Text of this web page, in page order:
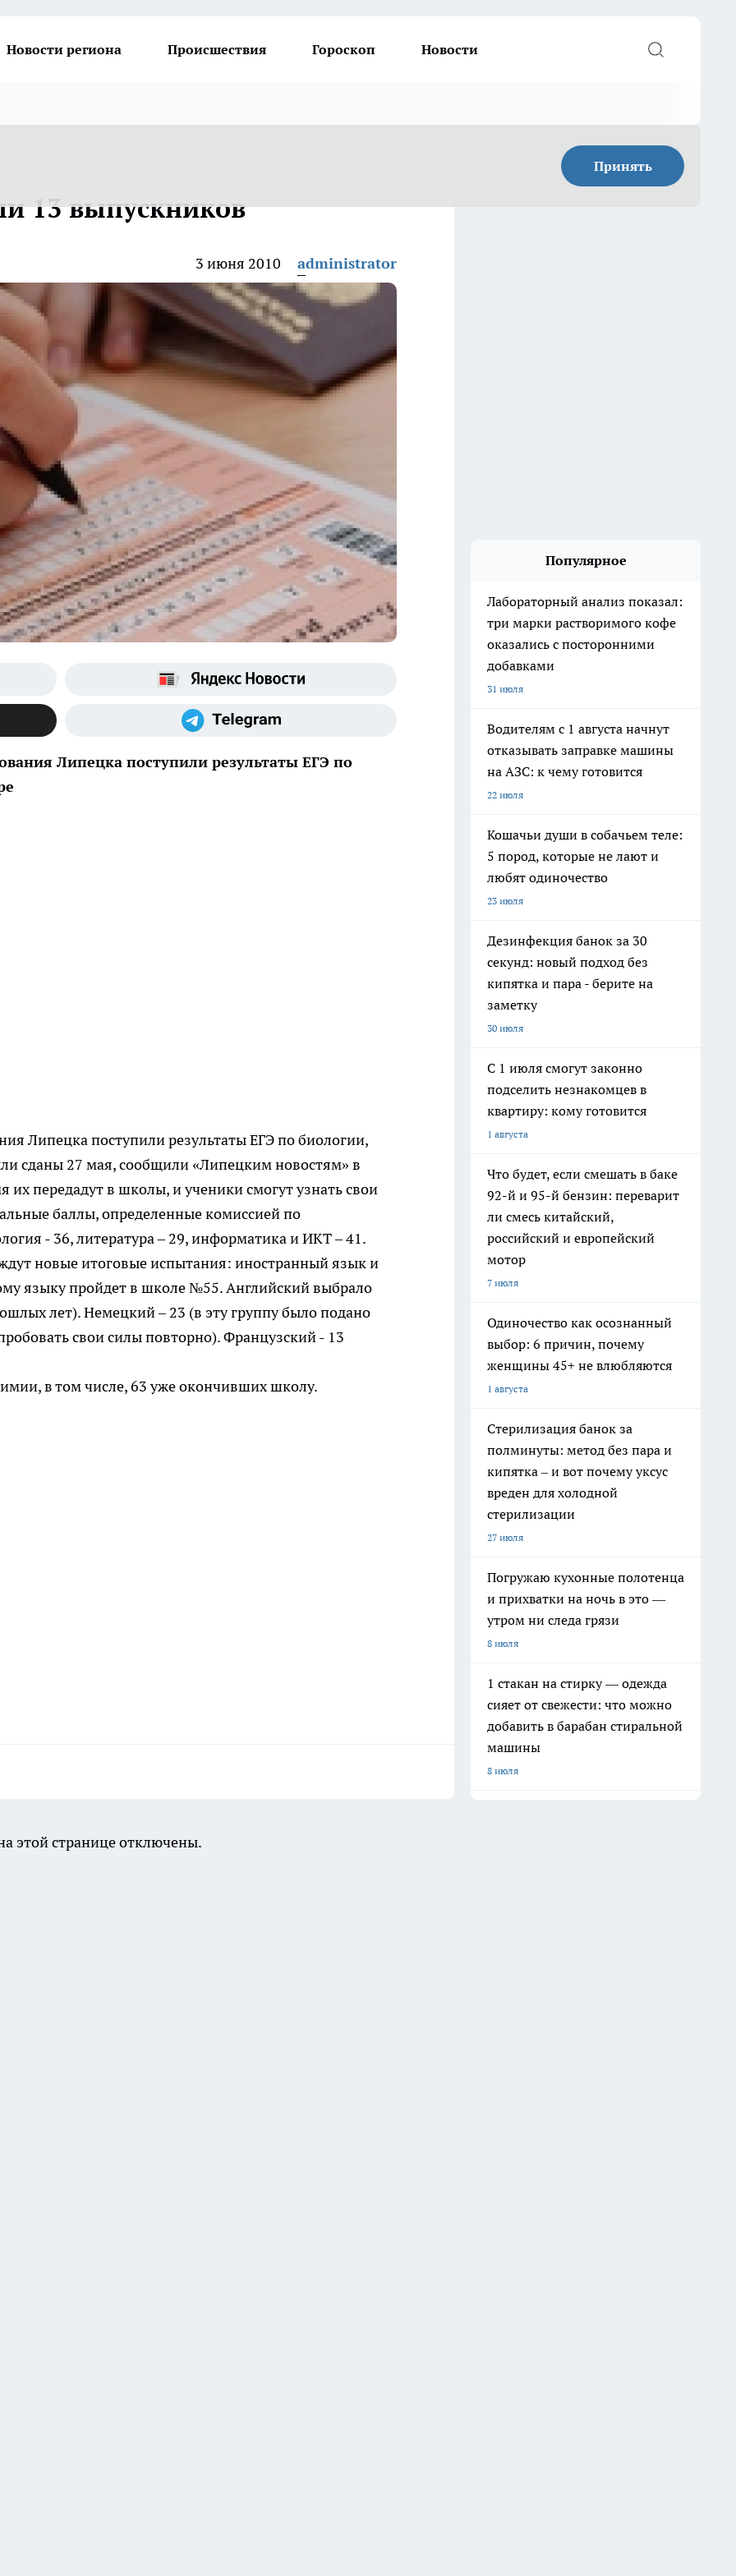
Новости региона Происшествия Гороскоп Новости
Принять
13 выпускников
3 июня 2010 administrator
Липецка поступили результаты ЕГЭ по
Липецка поступили результаты ЕГЭ по биологии,
сданы 27 мая, сообщили «Липецким новостям» в
передадут в школы, и ученики смогут узнать свои
баллы, определенные комиссией по
- 36, литература – 29, информатика и ИКТ – 41.
новые итоговые испытания: иностранный язык и
языку пройдет в школе №55. Английский выбрало
лет). Немецкий – 23 (в эту группу было подано
свои силы повторно). Французский - 13
в том числе, 63 уже окончивших школу.
Популярное
Лабораторный анализ показал:
три марки растворимого кофе
оказались с посторонними
добавками
31 июля
Водителям с 1 августа начнут
отказывать заправке машины
на АЗС: к чему готовится
22 июля
Кошачьи души в собачьем теле:
5 пород, которые не лают и
любят одиночество
23 июля
Дезинфекция банок за 30
секунд: новый подход без
кипятка и пара - берите на
заметку
30 июля
С 1 июля смогут законно
подселить незнакомцев в
квартиру: кому готовится
1 августа
Что будет, если смешать в баке
92-й и 95-й бензин: переварит
ли смесь китайский,
российский и европейский
мотор
7 июля
Одиночество как осознанный
выбор: 6 причин, почему
женщины 45+ не влюбляются
1 августа
Стерилизация банок за
полминуты: метод без пара и
кипятка – и вот почему уксус
вреден для холодной
стерилизации
27 июля
Погружаю кухонные полотенца
и прихватки на ночь в это —
утром ни следа грязи
8 июля
1 стакан на стирку — одежда
сияет от свежести: что можно
добавить в барабан стиральной
машины
8 июля
этой странице отключены.